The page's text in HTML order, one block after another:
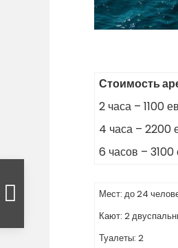
Стоимость
2 часа – 1100
4 часа – 2200
6 часов – 3100
Мест: до 24
Кают: 2
Туалеты: 2